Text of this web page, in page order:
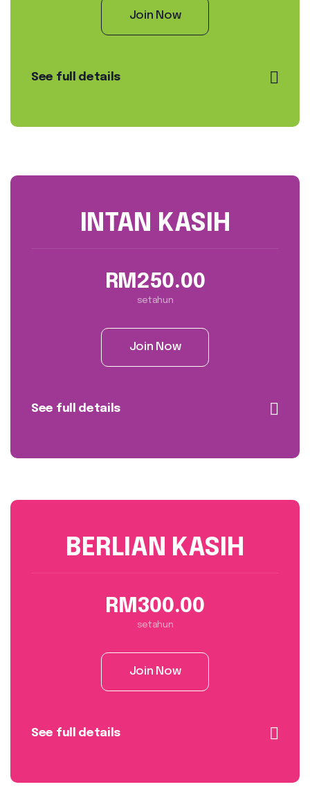
Join Now
See full details
INTAN KASIH
RM250.00
setahun
Join Now
See full details
BERLIAN KASIH
RM300.00
setahun
Join Now
See full details